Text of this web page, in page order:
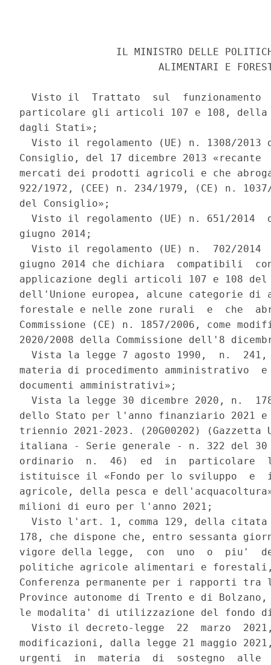
IL MINISTRO DELLE
ALIMENTARI E
Visto il  Trattato  sul  funzionamento
particolare gli articoli 107 e 108, della
dagli Stati»;
Visto il regolamento (UE) n. 1308/2013
Consiglio, del 17 dicembre 2013 «recante
mercati dei prodotti agricoli e che
922/1972, (CEE) n. 234/1979, (CE) n.
del Consiglio»;
Visto il regolamento (UE) n. 651/2014
giugno 2014;
Visto il regolamento (UE) n.  702/2014
giugno 2014 che dichiara  compatibili
applicazione degli articoli 107 e 108 del
dell'Unione europea, alcune categorie
forestale e nelle zone rurali  e  che
Commissione (CE) n. 1857/2006, come
2020/2008 della Commissione dell'8
Vista la legge 7 agosto 1990,  n.
materia di procedimento
documenti amministrativi»;
Vista la legge 30 dicembre 2020, n.
dello Stato per l'anno finanziario 2021
triennio 2021-2023. (20G00202)
italiana - Serie generale - n. 322 del 30
ordinario  n.  46)  ed  in  particolare
istituisce il «Fondo per lo sviluppo
agricole, della pesca e
milioni di euro per l'anno 2021;
Visto l'art. 1, comma 129, della
178, che dispone che, entro sessanta
vigore della legge,  con  uno  o  piu'
politiche agricole alimentari e
Conferenza permanente per i rapporti
Province autonome di Trento e di
le modalita' di utilizzazione del fondo
Visto il decreto-legge  22  marzo
modificazioni, dalla legge 21 maggio
urgenti  in  materia  di  sostegno  alle